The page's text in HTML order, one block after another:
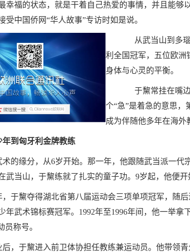
福的状态，就是干着自己热爱的事情，并且能够
受中国侨网“华人故事”专访时如是说。
从武当山到多瑙
利全国冠军，五位欧洲
身体与心灵的平衡。
于黧常挂在嘴边
个“急”是着急的意思，
成为伴随他多年在海外
年到匈牙利金牌教练
缘分，从6岁开始。那一年，他跟随武当派一代
当山，于黧练就了扎实的童子功。9岁起，他便开
黧夺得湖北省第八届运动会三项单项冠军，随后
年武术锦标赛冠军。1992年至1996年间，他一举拿
员称号。
于黧进入前卫体协担任教练兼运动员。他带领青